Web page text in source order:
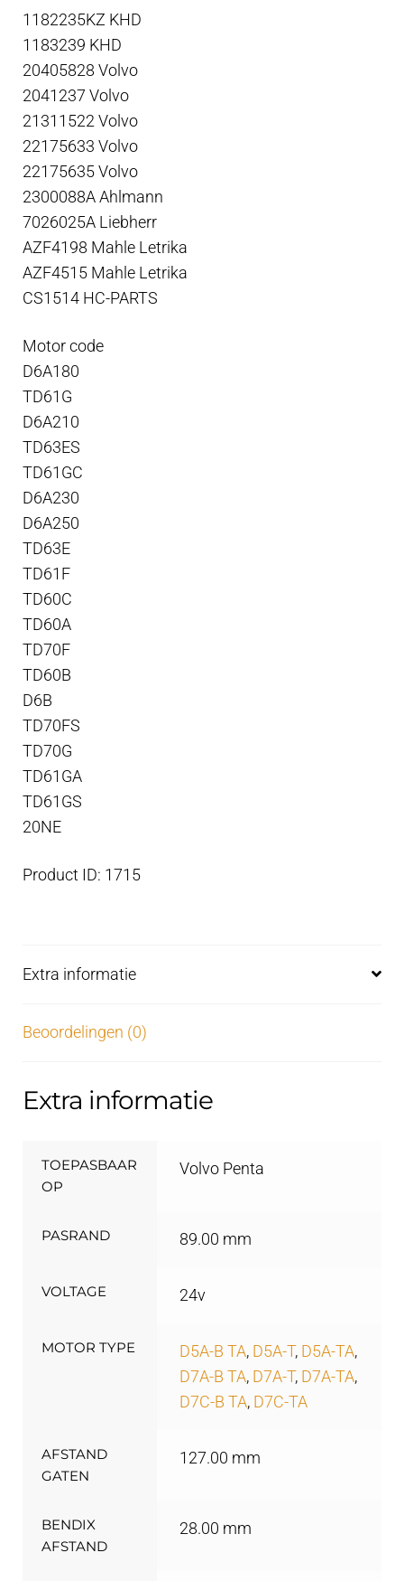
1182235KZ KHD
1183239 KHD
20405828 Volvo
2041237 Volvo
21311522 Volvo
22175633 Volvo
22175635 Volvo
2300088A Ahlmann
7026025A Liebherr
AZF4198 Mahle Letrika
AZF4515 Mahle Letrika
CS1514 HC-PARTS
Motor code
D6A180
TD61G
D6A210
TD63ES
TD61GC
D6A230
D6A250
TD63E
TD61F
TD60C
TD60A
TD70F
TD60B
D6B
TD70FS
TD70G
TD61GA
TD61GS
20NE
Product ID: 1715
Extra informatie
Beoordelingen (0)
Extra informatie
TOEPASBAAR
OP
Volvo Penta
PASRAND 89.00 mm
VOLTAGE 24v
MOTOR TYPE D5A-B TA, D5A-T, D5A-TA,
D7A-B TA, D7A-T, D7A-TA,
D7C-B TA, D7C-TA
AFSTAND
GATEN
127.00 mm
BENDIX
AFSTAND
28.00 mm